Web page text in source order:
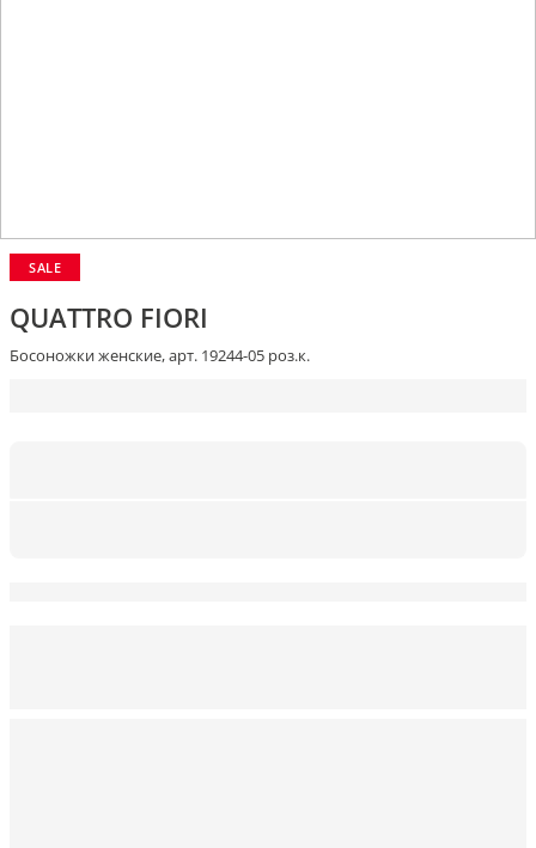
SALE
QUATTRO FIORI
Босоножки женские, арт. 19244-05 роз.к.